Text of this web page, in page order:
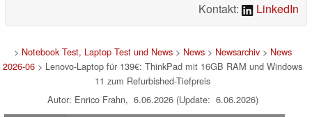
Kontakt:
LinkedIn
> Notebook Test, Laptop Test und News> News> Newsarchiv> News
2026-06 > Lenovo-Laptop für 139€: ThinkPad mit 16GB RAM und Windows
11 zum Refurbished-Tiefpreis
Autor: Enrico Frahn, 6.06.2026 (Update: 6.06.2026)